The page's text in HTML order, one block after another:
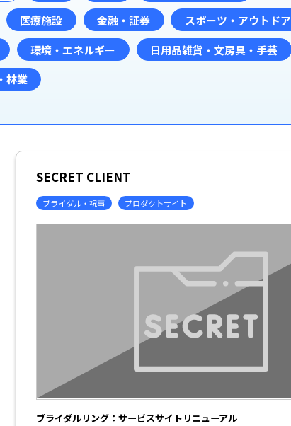
医療施設 金融・証券
スポーツ・アウトドア
環境・エネルギー
日用品雑貨・文房具・手芸
林業
SECRET CLIENT
ブライダル・祝事 プロダクトサイト
ブライダルリング：サービスサイトリニューアル